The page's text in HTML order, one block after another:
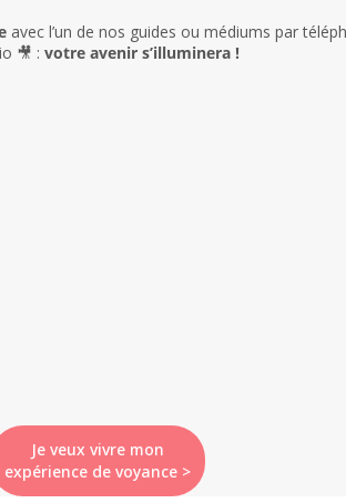
avec l’un de nos guides ou médiums par
🎥 : votre avenir s’illuminera !
Je veux vivre mon
expérience de voyance >